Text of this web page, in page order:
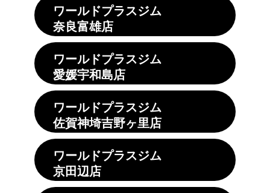
ワールドプラスジム
奈良富雄店
ワールドプラスジム
愛媛宇和島店
ワールドプラスジム
佐賀神埼吉野ヶ里店
ワールドプラスジム
京田辺店